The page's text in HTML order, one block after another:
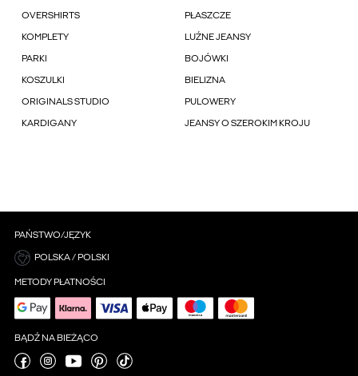
OVERSHIRTS PŁASZCZE
KOMPLETY LUŹNE JEANSY
PARKI BOJÓWKI
KOSZULKI BIELIZNA
ORIGINALS STUDIO PULOWERY
KARDIGANY JEANSY O SZEROKIM KROJU
PAŃSTWO/JĘZYK
POLSKA / POLSKI
METODY PŁATNOŚCI
BĄDŹ NA BIEŻĄCO